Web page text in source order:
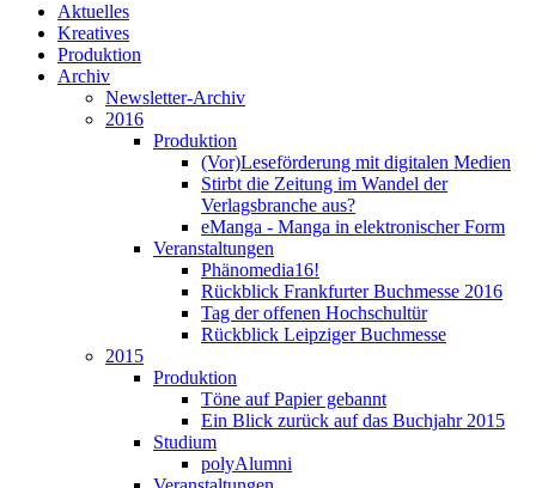
Aktuelles
Kreatives
Produktion
Archiv
Newsletter-Archiv
2016
Produktion
(Vor)Leseförderung mit digitalen Medien
Stirbt die Zeitung im Wandel der
Verlagsbranche aus?
eManga - Manga in elektronischer Form
Veranstaltungen
Phänomedia16!
Rückblick Frankfurter Buchmesse 2016
Tag der offenen Hochschultür
Rückblick Leipziger Buchmesse
2015
Produktion
Töne auf Papier gebannt
Ein Blick zurück auf das Buchjahr 2015
Studium
polyAlumni